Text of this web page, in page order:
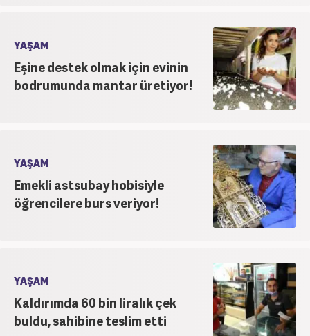
YAŞAM
Eşine destek olmak için evinin
bodrumunda mantar üretiyor!
YAŞAM
Emekli astsubay hobisiyle
öğrencilere burs veriyor!
YAŞAM
Kaldırımda 60 bin liralık çek
buldu, sahibine teslim etti